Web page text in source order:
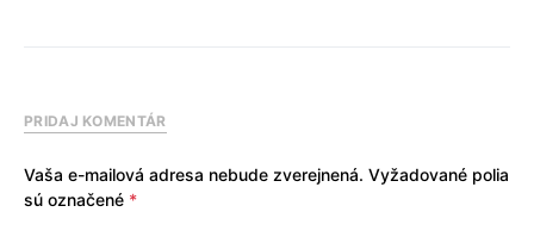
PRIDAJ KOMENTÁR
Vaša e-mailová adresa nebude zverejnená. Vyžadované polia
sú označené *